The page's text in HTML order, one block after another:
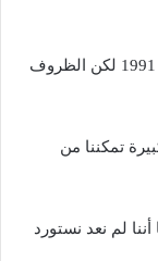
-عشت تجربة العجز الاقتصادي في الجزائر سنة 1991 لكن الظروف
تمكننا من
مليار دولار كما أننا لم نعد نستورد